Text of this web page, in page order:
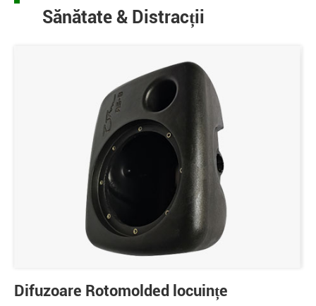
Sănătate & Distracții
Difuzoare Rotomolded locuințe